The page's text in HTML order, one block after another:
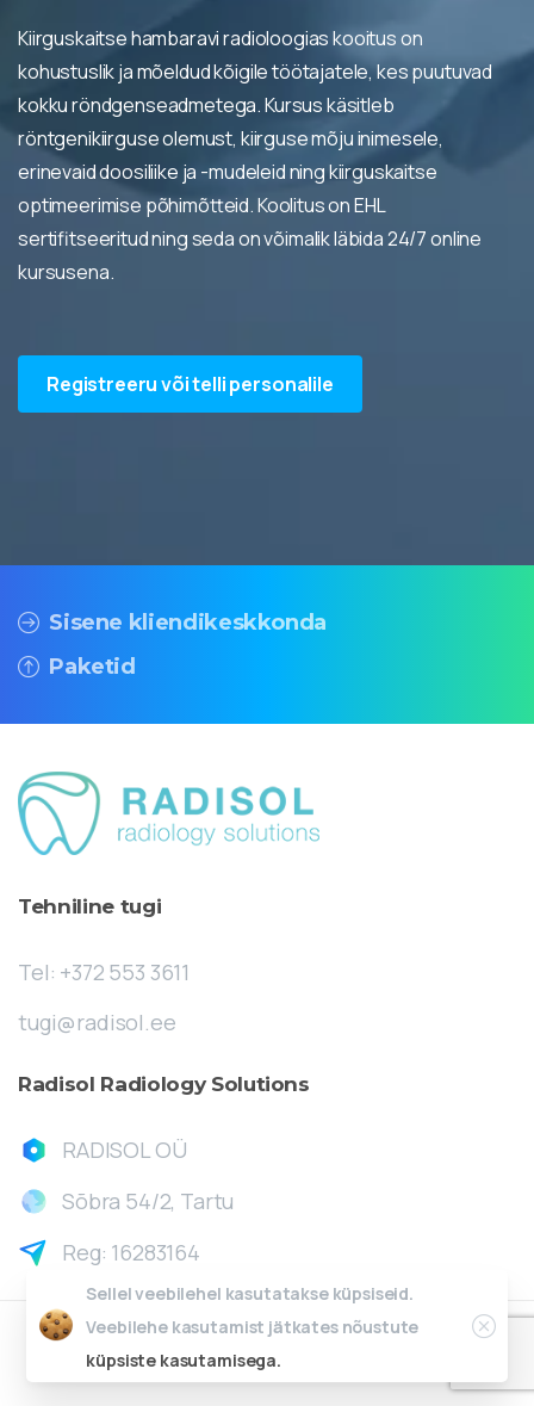
Kiirguskaitse hambaravi radioloogias kooitus on
kohustuslik ja mõeldud kõigile töötajatele, kes puutuvad
kokku röndgenseadmetega. Kursus käsitleb
röntgenikiirguse olemust, kiirguse mõju inimesele,
erinevaid doosiliike ja -mudeleid ning kiirguskaitse
optimeerimise põhimõtteid. Koolitus on EHL
sertifitseeritud ning seda on võimalik läbida 24/7 online
kursusena.
Registreeru või telli personalile
Sisene kliendikeskkonda
Paketid
Tehniline tugi
Tel: +372 553 3611
tugi@radisol.ee
Radisol Radiology Solutions
RADISOL OÜ
Sõbra 54/2, Tartu
Reg: 16283164
Veebivabrik.ee
Sellel veebilehel kasutatakse küpsiseid.
Veebilehe kasutamist jätkates nõustute
küpsiste kasutamisega.
Close